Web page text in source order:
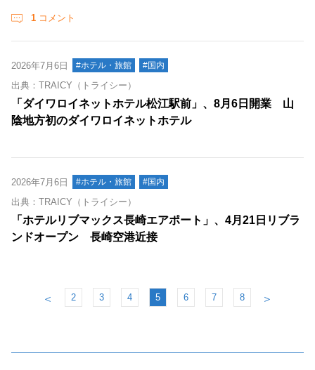
1 コメント
2026年7月6日 #ホテル・旅館 #国内
出典：TRAICY（トライシー）
「ダイワロイネットホテル松江駅前」、8月6日開業 山
陰地方初のダイワロイネットホテル
2026年7月6日 #ホテル・旅館 #国内
出典：TRAICY（トライシー）
「ホテルリブマックス長崎エアポート」、4月21日リブラ
ンドオープン 長崎空港近接
＜ 2 3 4 5 6 7 8 ＞